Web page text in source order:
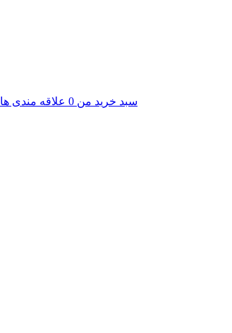
سبد خرید من 0 علاقه مندی ها